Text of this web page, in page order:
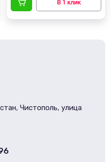
Чистополь, улица